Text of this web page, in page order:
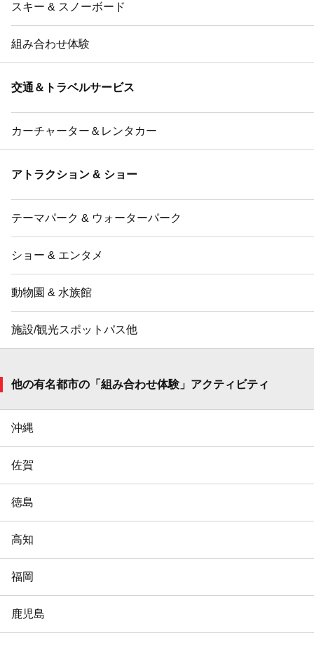
スキー & スノーボード
組み合わせ体験
交通＆トラベルサービス
カーチャーター＆レンタカー
アトラクション & ショー
テーマパーク & ウォーターパーク
ショー & エンタメ
動物園 & 水族館
施設/観光スポットパス他
他の有名都市の「組み合わせ体験」アクティビティ
沖縄
佐賀
徳島
高知
福岡
鹿児島